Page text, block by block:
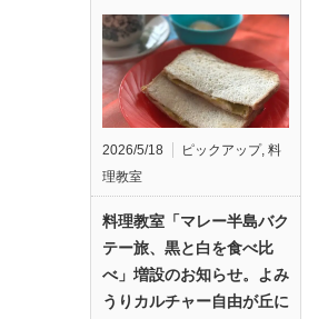
2026/5/18 ピックアップ, 料
理教室
料理教室「マレー半島バク
テー旅、黒と白を食べ比
べ」増設のお知らせ。よみ
うりカルチャー自由が丘に